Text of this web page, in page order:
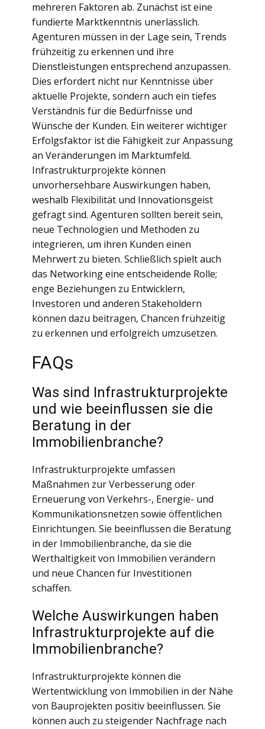
mehreren Faktoren ab. Zunächst ist eine
fundierte Marktkenntnis unerlässlich.
Agenturen müssen in der Lage sein, Trends
frühzeitig zu erkennen und ihre
Dienstleistungen entsprechend anzupassen.
Dies erfordert nicht nur Kenntnisse über
aktuelle Projekte, sondern auch ein tiefes
Verständnis für die Bedürfnisse und
Wünsche der Kunden. Ein weiterer wichtiger
Erfolgsfaktor ist die Fähigkeit zur Anpassung
an Veränderungen im Marktumfeld.
Infrastrukturprojekte können
unvorhersehbare Auswirkungen haben,
weshalb Flexibilität und Innovationsgeist
gefragt sind. Agenturen sollten bereit sein,
neue Technologien und Methoden zu
integrieren, um ihren Kunden einen
Mehrwert zu bieten. Schließlich spielt auch
das Networking eine entscheidende Rolle;
enge Beziehungen zu Entwicklern,
Investoren und anderen Stakeholdern
können dazu beitragen, Chancen frühzeitig
zu erkennen und erfolgreich umzusetzen.
FAQs
Was sind Infrastrukturprojekte
und wie beeinflussen sie die
Beratung in der
Immobilienbranche?
Infrastrukturprojekte umfassen
Maßnahmen zur Verbesserung oder
Erneuerung von Verkehrs-, Energie- und
Kommunikationsnetzen sowie öffentlichen
Einrichtungen. Sie beeinflussen die Beratung
in der Immobilienbranche, da sie die
Werthaltigkeit von Immobilien verändern
und neue Chancen für Investitionen
schaffen.
Welche Auswirkungen haben
Infrastrukturprojekte auf die
Immobilienbranche?
Infrastrukturprojekte können die
Wertentwicklung von Immobilien in der Nähe
von Bauprojekten positiv beeinflussen. Sie
können auch zu steigender Nachfrage nach